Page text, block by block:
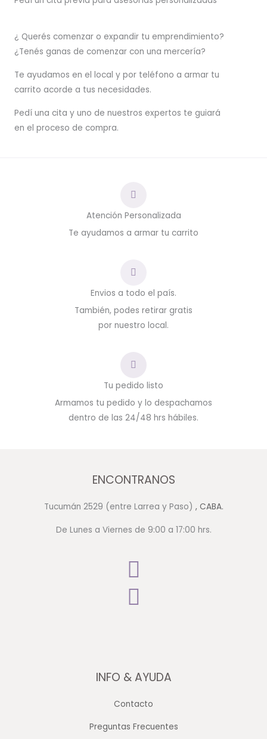
¿ Querés comenzar o expandir tu emprendimiento?
¿Tenés ganas de comenzar con una mercería?
Te ayudamos en el local y por teléfono a armar tu
carrito acorde a tus necesidades.
Pedí una cita y uno de nuestros expertos te guiará
en el proceso de compra.
Atención Personalizada
Te ayudamos a armar tu carrito
Envios a todo el país.
También, podes retirar gratis
por nuestro local.
Tu pedido listo
Armamos tu pedido y lo despachamos
dentro de las 24/48 hrs hábiles.
ENCONTRANOS
Tucumán 2529 (entre Larrea y Paso) , CABA.
De Lunes a Viernes de 9:00 a 17:00 hrs.
INFO & AYUDA
Contacto
Preguntas Frecuentes